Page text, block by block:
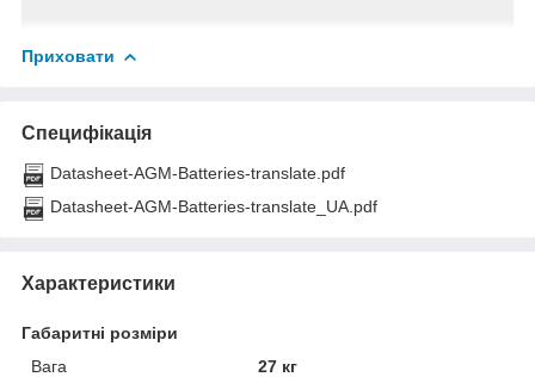
Приховати
Специфікація
Datasheet-AGM-Batteries-translate.pdf
Datasheet-AGM-Batteries-translate_UA.pdf
Характеристики
Габаритні розміри
Вага
27 кг